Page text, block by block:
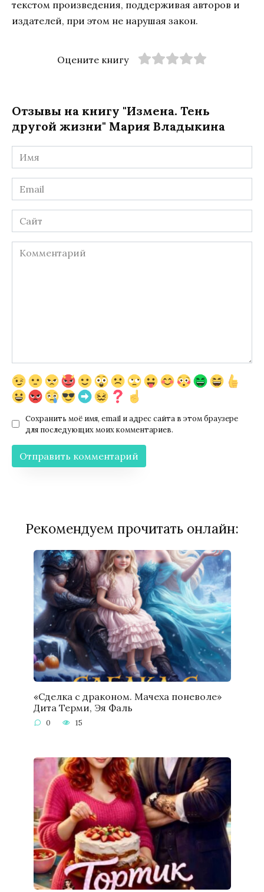
текстом произведения, поддерживая авторов и
издателей, при этом не нарушая закон.
Оцените книгу
Отзывы на книгу "Измена. Тень
другой жизни" Мария Владыкина
Имя
*
Email
*
Сайт
Комментарий
Сохранить моё имя, email и адрес сайта в этом браузере
для последующих моих комментариев.
Рекомендуем прочитать онлайн:
«Сделка с драконом. Мачеха поневоле»
Дита Терми, Эя Фаль
0 15